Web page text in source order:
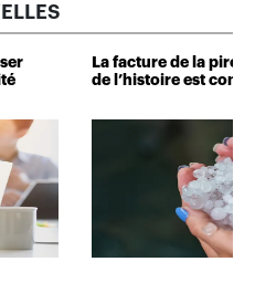
La facture de la pire
de l’histoire est